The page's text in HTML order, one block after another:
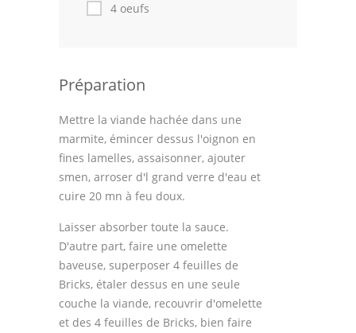
4 oeufs
Préparation
Mettre la viande hachée dans une
marmite, émincer dessus l'oignon en
fines lamelles, assaisonner, ajouter
smen, arroser d'l grand verre d'eau et
cuire 20 mn à feu doux.
Laisser absorber toute la sauce.
D'autre part, faire une omelette
baveuse, superposer 4 feuilles de
Bricks, étaler dessus en une seule
couche la viande, recouvrir d'omelette
et des 4 feuilles de Bricks, bien faire